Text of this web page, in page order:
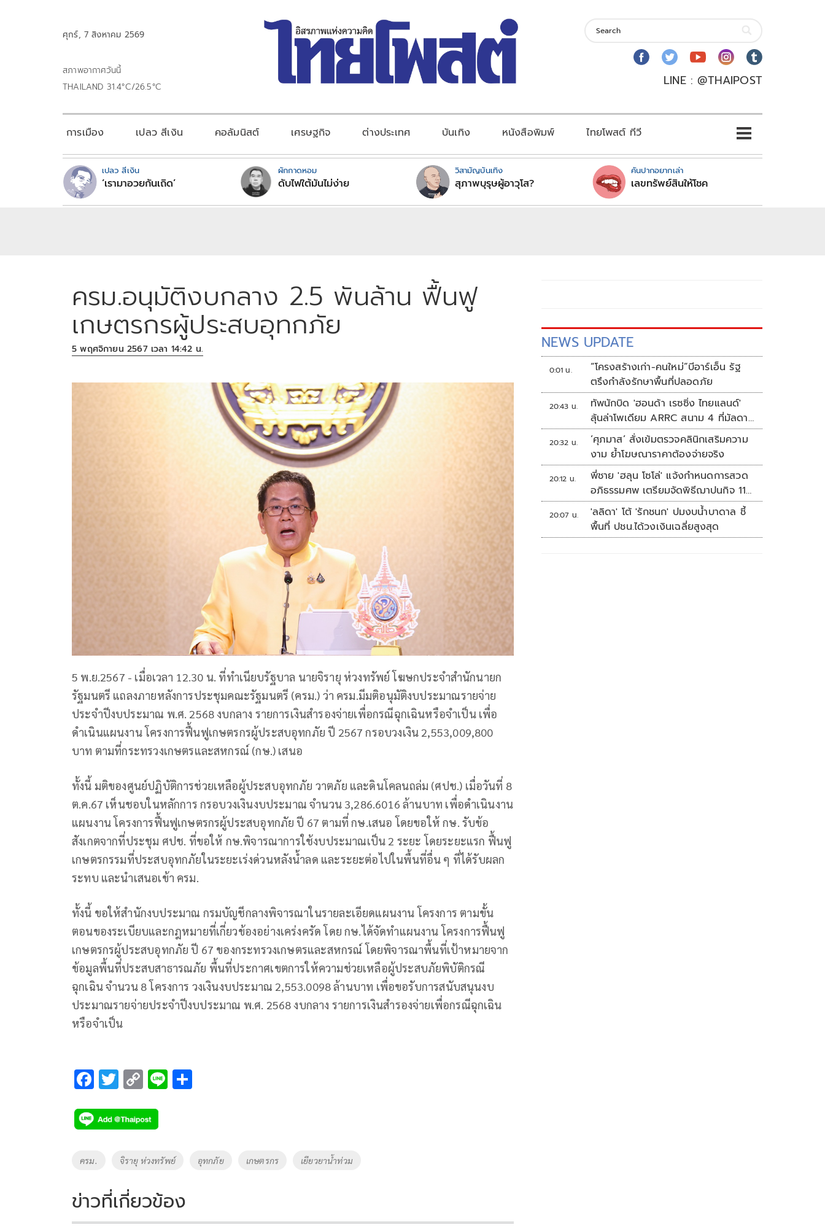
ศุกร์, 7 สิงหาคม 2569
สภาพอากาศวันนี้
THAILAND 31.4°C/26.5°C
LINE : @THAIPOST
การเมือง เปลว สีเงิน คอลัมนิสต์ เศรษฐกิจ ต่างประเทศ บันเทิง หนังสือพิมพ์ ไทยโพสต์ ทีวี
เปลว สีเงิน
‘เรามาอวยกันเถิด’
ผักกาดหอม
ดับไฟใต้มันไม่ง่าย
วิสามัญบันเทิง
สุภาพบุรุษผู้อาวุโส?
คันปากอยากเล่า
เลขทรัพย์สินให้โชค
ครม.อนุมัติงบกลาง 2.5 พันล้าน ฟื้นฟู
เกษตรกรผู้ประสบอุทกภัย
5 พฤศจิกายน 2567 เวลา 14:42 น.
5 พ.ย.2567 - เมื่อเวลา 12.30 น. ที่ทำเนียบรัฐบาล นายจิรายุ ห่วงทรัพย์ โฆษกประจำสำนักนายก
รัฐมนตรี แถลงภายหลังการประชุมคณะรัฐมนตรี (ครม.) ว่า ครม.มีมติอนุมัติงบประมาณรายจ่าย
ประจำปีงบประมาณ พ.ศ. 2568 งบกลาง รายการเงินสำรองจ่ายเพื่อกรณีฉุกเฉินหรือจำเป็น เพื่อ
ดำเนินแผนงาน โครงการฟื้นฟูเกษตรกรผู้ประสบอุทกภัย ปี 2567 กรอบวงเงิน 2,553,009,800
บาท ตามที่กระทรวงเกษตรและสหกรณ์ (กษ.) เสนอ
ทั้งนี้ มติของศูนย์ปฏิบัติการช่วยเหลือผู้ประสบอุทกภัย วาตภัย และดินโคลนถล่ม (ศปช.) เมื่อวันที่ 8
ต.ค.67 เห็นชอบในหลักการ กรอบวงเงินงบประมาณ จำนวน 3,286.6016 ล้านบาท เพื่อดำเนินงาน
แผนงาน โครงการฟื้นฟูเกษตรกรผู้ประสบอุทกภัย ปี 67 ตามที่ กษ.เสนอ โดยขอให้ กษ. รับข้อ
สังเกตจากที่ประชุม ศปช. ที่ขอให้ กษ.พิจารณาการใช้งบประมาณเป็น 2 ระยะ โดยระยะแรก ฟื้นฟู
เกษตรกรรมที่ประสบอุทกภัยในระยะเร่งด่วนหลังน้ำลด และระยะต่อไปในพื้นที่อื่น ๆ ที่ได้รับผลก
ระทบ และนำเสนอเข้า ครม.
ทั้งนี้ ขอให้สำนักงบประมาณ กรมบัญชีกลางพิจารณาในรายละเอียดแผนงาน โครงการ ตามขั้น
ตอนของระเบียบและกฎหมายที่เกี่ยวข้องอย่างเคร่งครัด โดย กษ.ได้จัดทำแผนงาน โครงการฟื้นฟู
เกษตรกรผู้ประสบอุทกภัย ปี 67 ของกระทรวงเกษตรและสหกรณ์ โดยพิจารณาพื้นที่เป้าหมายจาก
ข้อมูลพื้นที่ประสบสาธารณภัย พื้นที่ประกาศเขตการให้ความช่วยเหลือผู้ประสบภัยพิบัติกรณี
ฉุกเฉิน จำนวน 8 โครงการ วงเงินงบประมาณ 2,553.0098 ล้านบาท เพื่อขอรับการสนับสนุนงบ
ประมาณรายจ่ายประจำปีงบประมาณ พ.ศ. 2568 งบกลาง รายการเงินสำรองจ่ายเพื่อกรณีฉุกเฉิน
หรือจำเป็น
F
e
b
o
k
T
tt
er
C
p
y
Li
k
Li
Tags
ครม. จิรายุ ห่วงทรัพย์ อุทกภัย เกษตรกร เยียวยาน้ำท่วม
ข่าวที่เกี่ยวข้อง
NEWS UPDATE
0:01 น.
“โครงสร้างเก่า-คนใหม่”บีอาร์เอ็น รัฐ
ตรึงกำลังรักษาพื้นที่ปลอดภัย
20:43 น.
ทัพนักบิด 'ฮอนด้า เรซซิ่ง ไทยแลนด์'
ลุ้นล่าโพเดียม ARRC สนาม 4 ที่มัลดาลิ
กา
20:32 น.
‘ศุภมาส’ สั่งเข้มตรวจคลินิกเสริมความ
งาม ย้ำโฆษณาราคาต้องจ่ายจริง
20:12 น.
พี่ชาย 'ฮลุน โซโล่' แจ้งกำหนดการสวด
อภิธรรมศพ เตรียมจัดพิธีฌาปนกิจ 11
ส.ค.
20:07 น.
'ลลิดา' โต้ 'รักชนก' ปมงบน้ำบาดาล ชี้
พื้นที่ ปชน.ได้วงเงินเฉลี่ยสูงสุด